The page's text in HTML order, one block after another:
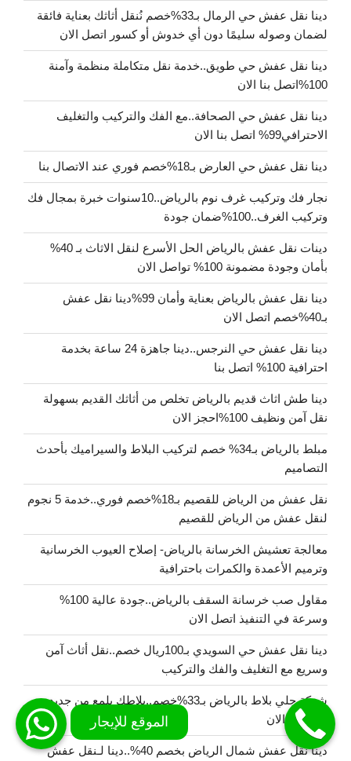
دينا نقل عفش حي الرمال بـ33%خصم نُنقل أثاثك بعناية فائقة
لضمان وصوله سليمًا دون أي خدوش أو كسور اتصل الان
دينا نقل عفش حي طويق..خدمة نقل متكاملة منظمة وآمنة
100%اتصل بنا الان
دينا نقل عفش حي الصحافة..مع الفك والتركيب والتغليف
الاحترافي99% اتصل بنا الان
دينا نقل عفش حي العارض بـ18%خصم فوري عند الاتصال بنا
نجار فك وتركيب غرف نوم بالرياض..10سنوات خبرة بمجال فك
وتركيب الغرف..100%ضمان جودة
دينات نقل عفش بالرياض الحل الأسرع لنقل الاثاث بـ 40%
بأمان وجودة مضمونة 100% تواصل الان
دينا نقل عفش بالرياض بعناية وأمان 99%دينا نقل عفش
بـ40%خصم اتصل الان
دينا نقل عفش حي النرجس..دينا جاهزة 24 ساعة بخدمة
احترافية 100% اتصل بنا
دينا طش اثاث قديم بالرياض تخلص من أثاثك القديم بسهولة
نقل آمن ونظيف 100%احجز الان
مبلط بالرياض بـ34% خصم لتركيب البلاط والسيراميك بأحدث
التصاميم
نقل عفش من الرياض للقصيم بـ18%خصم فوري..خدمة 5 نجوم
لنقل عفش من الرياض للقصيم
معالجة تعشيش الخرسانة بالرياض- إصلاح العيوب الخرسانية
وترميم الأعمدة والكمرات باحترافية
مقاول صب خرسانة السقف بالرياض..جودة عالية 100%
وسرعة في التنفيذ اتصل الان
دينا نقل عفش حي السويدي بـ100ريال خصم..نقل أثاث آمن
وسريع مع التغليف والفك والتركيب
شركة جلي بلاط بالرياض بـ33%خصم..بلاطك يلمع من جديد
اتصل بنا الان
دينا نقل عفش شمال الرياض بخصم 40%..دينا لـنقل عفش